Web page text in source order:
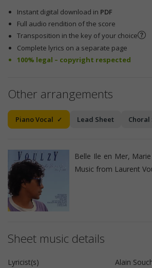
Instant digital download in PDF
Full audio rendition of the score
Transposition in the key of your choice
Complete lyrics on a separate page
100% legal – copyright respected
Other arrangements
Piano Vocal Lead Sheet Choral
Belle Ile en Mer,
Music from Laurent
Sheet music details
Lyricist(s)
Alain